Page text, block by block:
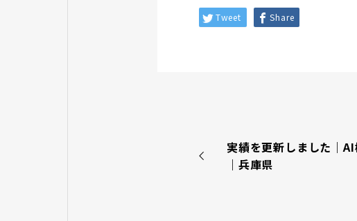
Tweet Share
実績を更新しました｜
｜兵庫県